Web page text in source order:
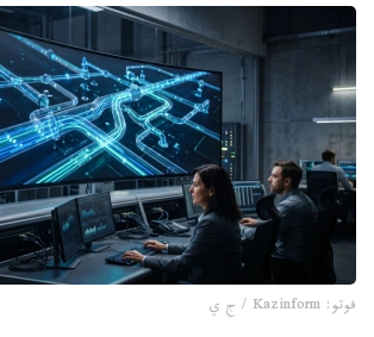
فوتو: Kazinform / ج ي